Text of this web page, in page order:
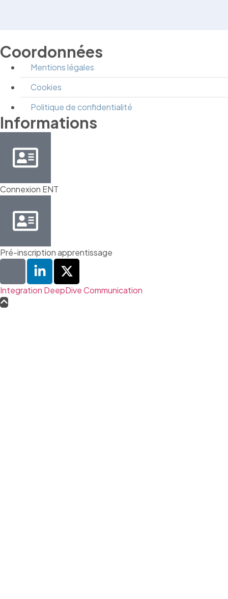
Coordonnées
Mentions légales
Cookies
Politique de confidentialité
Informations
Connexion ENT
Pré-inscription apprentissage
Integration DeepDive Communication